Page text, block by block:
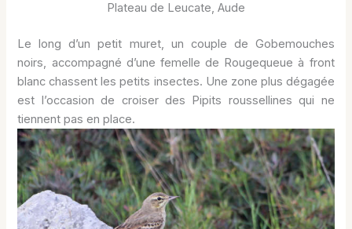
Plateau de Leucate, Aude
Le long d’un petit muret, un couple de Gobemouches
noirs, accompagné d’une femelle de Rougequeue à front
blanc chassent les petits insectes. Une zone plus dégagée
est l’occasion de croiser des Pipits roussellines qui ne
tiennent pas en place.